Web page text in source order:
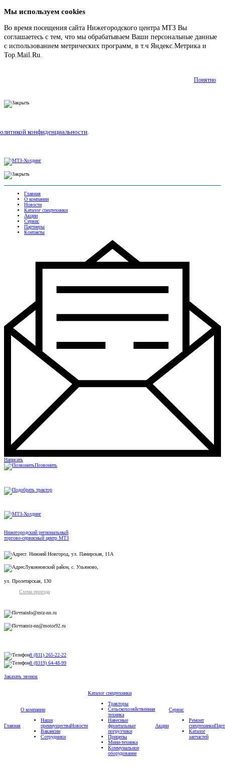
Мы используем cookies
Во время посещения сайта Нижегородского центра МТЗ Вы
соглашаетесь с тем, что мы обрабатываем Ваши персональные данные
с использованием метрических программ, в т.ч Яндекс.Метрика и
Top.Mail.Ru.
Понятно
конфиденциальности.
Главная
О компании
Новости
Каталог спецтехники
Акции
Сервис
Партнеры
Контакты
Написать
Позвонить
Нижегородский региональный
торгово-сервисный центр МТЗ
г. Нижний Новгород, ул. Памирская, 11А
Лукояновский район, с. Ульяново,
ул. Пролетарская, 130
Схема проезда
info@mtz-nn.ru
mtz-nn@motor92.ru
8 (831) 265-22-22
8 (8319) 64-48-99
Заказать звонок
Главная
О компании
Наши
преимущества
Вакансии
Сотрудники
Новости
Каталог спецтехники
Тракторы
Сельскохозяйственная
техника
Навесные
фронтальные
погрузчики
Прицепы
Мини-техника
Коммунальное
оборудование
Акции
Сервис
Ремонт
спецтехники
Каталог
запчастей